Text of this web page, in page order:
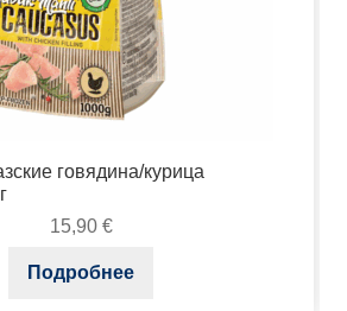
говядина/курица
15,90 €
Подробнее